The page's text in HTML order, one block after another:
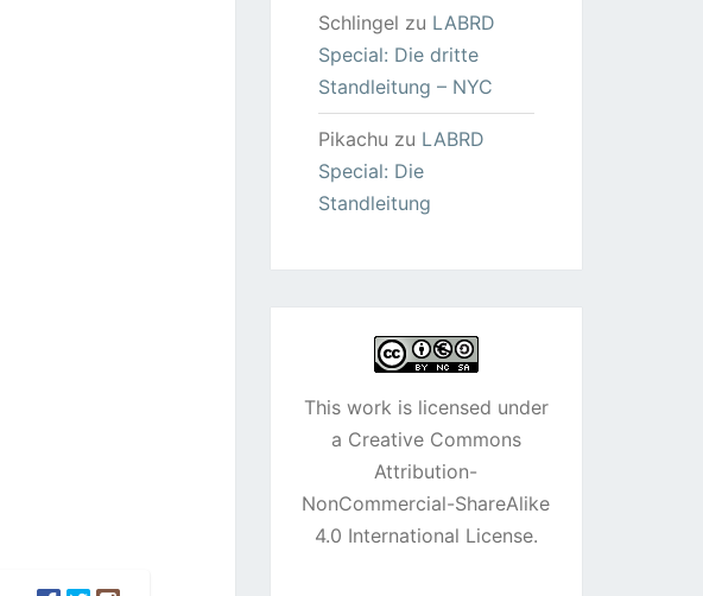
Schlingel zu LABRD
Special: Die dritte
Standleitung – NYC
Pikachu zu LABRD
Special: Die
Standleitung
This work is licensed under
a Creative Commons
Attribution-
NonCommercial-ShareAlike
4.0 International License.